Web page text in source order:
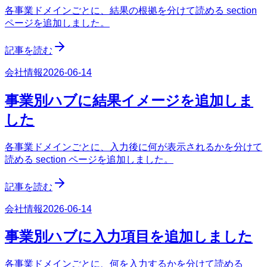
各事業ドメインごとに、結果の根拠を分けて読める section
ページを追加しました。
記事を読む
会社情報2026-06-14
事業別ハブに結果イメージを追加しま
した
各事業ドメインごとに、入力後に何が表示されるかを分けて
読める section ページを追加しました。
記事を読む
会社情報2026-06-14
事業別ハブに入力項目を追加しました
各事業ドメインごとに、何を入力するかを分けて読める